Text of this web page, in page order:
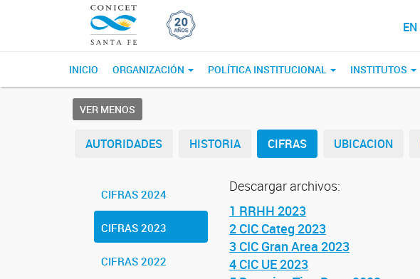
EN
INICIO ORGANIZACIÓN POLÍTICA INSTITUCIONAL INSTITUTOS
VER MENOS
AUTORIDADES HISTORIA CIFRAS UBICACION
CIFRAS 2024
CIFRAS 2023
CIFRAS 2022
Descargar archivos:
1 RRHH 2023
2 CIC Categ 2023
3 CIC Gran Area 2023
4 CIC UE 2023